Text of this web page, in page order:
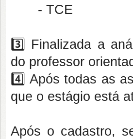
- TCE
3️⃣ Finalizada a
do professor
4️⃣ Após todas as
que o estágio está
Após o cadastro,